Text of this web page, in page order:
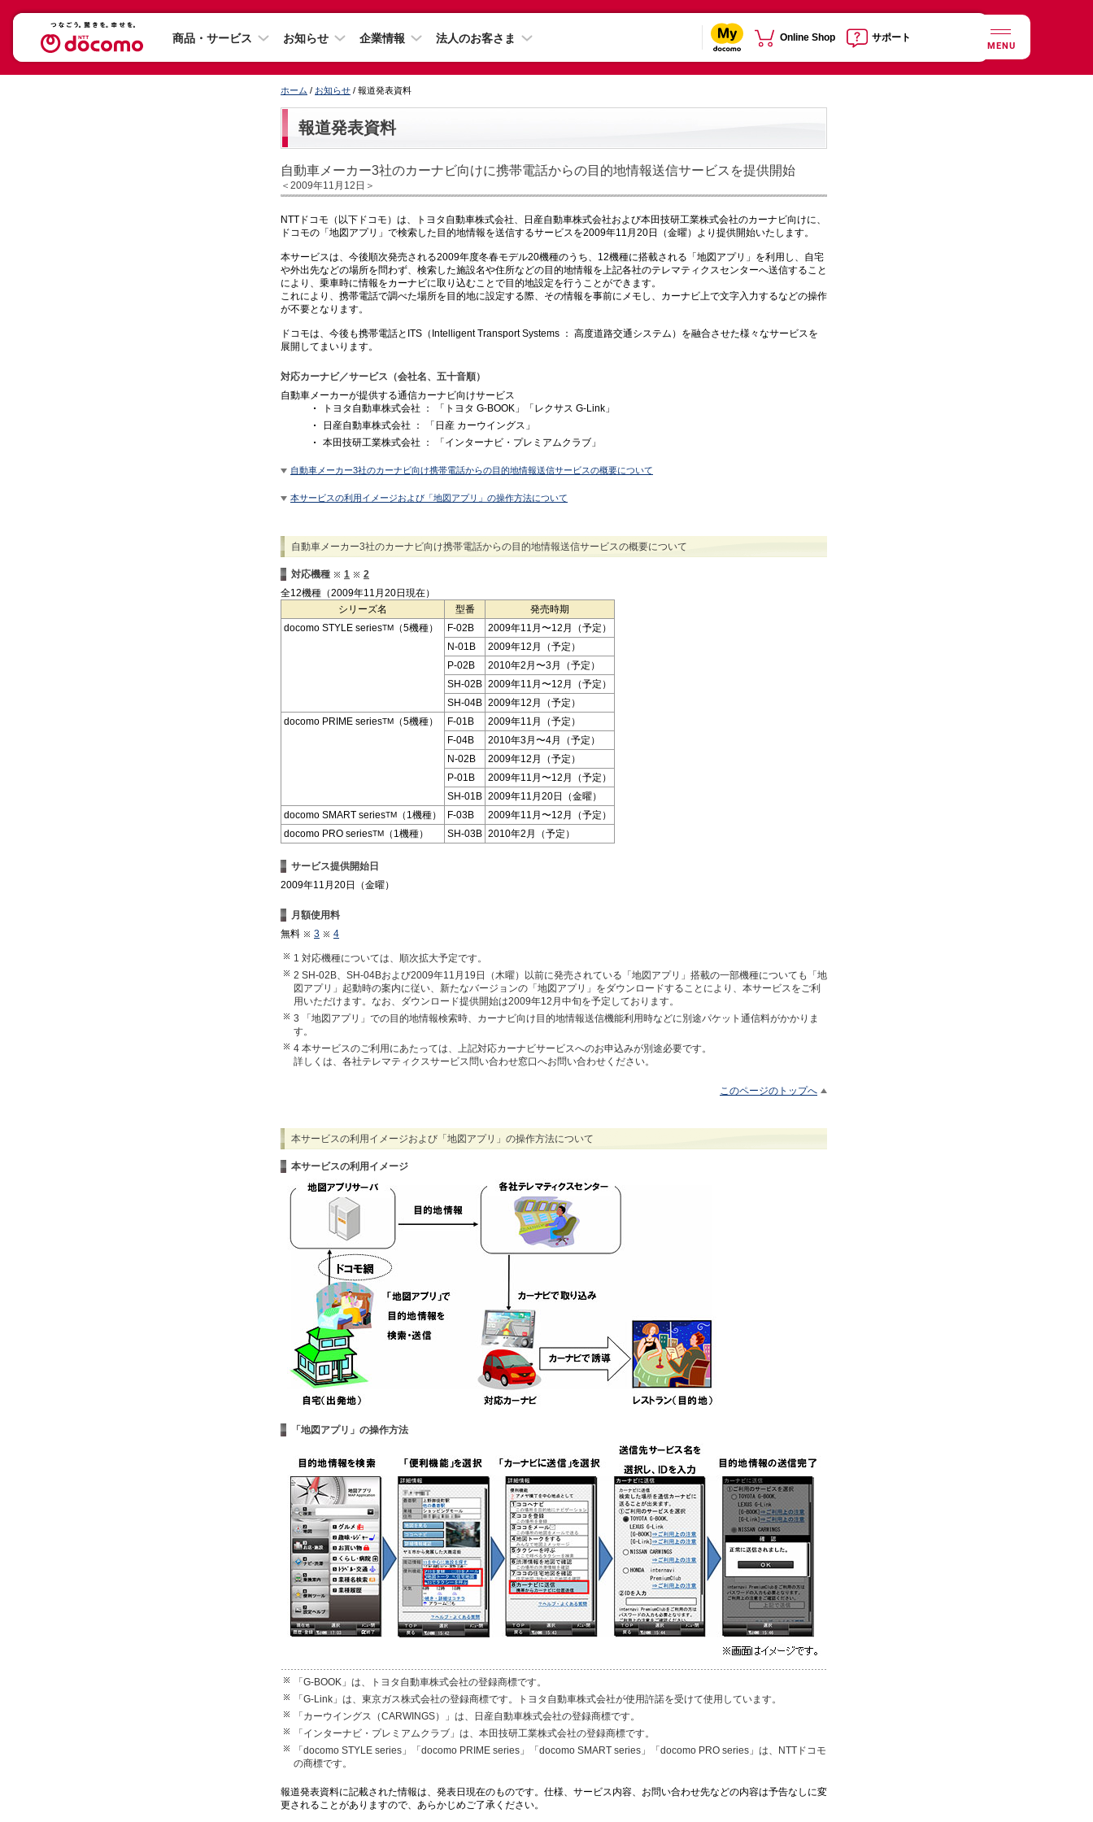
商品・サービス お知らせ 企業情報 法人のお客さま Online Shop サポート
MENU
ホーム / お知らせ / 報道発表資料
報道発表資料
自動車メーカー3社のカーナビ向けに携帯電話からの目的地情報送信サービスを提供開始
＜2009年11月12日＞
NTTドコモ（以下ドコモ）は、トヨタ自動車株式会社、日産自動車株式会社および本田技研工業株式会社のカーナビ向けに、
ドコモの「地図アプリ」で検索した目的地情報を送信するサービスを2009年11月20日（金曜）より提供開始いたします。
本サービスは、今後順次発売される2009年度冬春モデル20機種のうち、12機種に搭載される「地図アプリ」を利用し、自宅
や外出先などの場所を問わず、検索した施設名や住所などの目的地情報を上記各社のテレマティクスセンターへ送信すること
により、乗車時に情報をカーナビに取り込むことで目的地設定を行うことができます。
これにより、携帯電話で調べた場所を目的地に設定する際、その情報を事前にメモし、カーナビ上で文字入力するなどの操作
が不要となります。
ドコモは、今後も携帯電話とITS（Intelligent Transport Systems ： 高度道路交通システム）を融合させた様々なサービスを
展開してまいります。
対応カーナビ／サービス（会社名、五十音順）
自動車メーカーが提供する通信カーナビ向けサービス
トヨタ自動車株式会社 ： 「トヨタ G-BOOK」「レクサス G-Link」
日産自動車株式会社 ： 「日産 カーウイングス」
本田技研工業株式会社 ： 「インターナビ・プレミアムクラブ」
自動車メーカー3社のカーナビ向け携帯電話からの目的地情報送信サービスの概要について
本サービスの利用イメージおよび「地図アプリ」の操作方法について
自動車メーカー3社のカーナビ向け携帯電話からの目的地情報送信サービスの概要について
対応機種 1
2
全12機種（2009年11月20日現在）
シリーズ名
型番
発売時期
docomo STYLE seriesTM （5機種） F-02B
2009年11月〜12月（予定）
N-01B
2009年12月（予定）
P-02B
2010年2月〜3月（予定）
SH-02B 2009年11月〜12月（予定）
SH-04B 2009年12月（予定）
docomo PRIME seriesTM （5機種） F-01B
2009年11月（予定）
F-04B
2010年3月〜4月（予定）
N-02B
2009年12月（予定）
P-01B
2009年11月〜12月（予定）
SH-01B 2009年11月20日（金曜）
docomo SMART seriesTM （1機種） F-03B
2009年11月〜12月（予定）
docomo PRO seriesTM （1機種） SH-03B 2010年2月（予定）
サービス提供開始日
2009年11月20日（金曜）
月額使用料
無料
3 4
1 対応機種については、順次拡大予定です。
2 SH-02B、SH-04Bおよび2009年11月19日（木曜）以前に発売されている「地図アプリ」搭載の一部機種についても「地
図アプリ」起動時の案内に従い、新たなバージョンの「地図アプリ」をダウンロードすることにより、本サービスをご利
用いただけます。なお、ダウンロード提供開始は2009年12月中旬を予定しております。
3 「地図アプリ」での目的地情報検索時、カーナビ向け目的地情報送信機能利用時などに別途パケット通信料がかかりま
す。
4 本サービスのご利用にあたっては、上記対応カーナビサービスへのお申込みが別途必要です。
詳しくは、各社テレマティクスサービス問い合わせ窓口へお問い合わせください。
このページのトップへ
本サービスの利用イメージおよび「地図アプリ」の操作方法について
本サービスの利用イメージ
「地図アプリ」の操作方法
「G-BOOK」は、トヨタ自動車株式会社の登録商標です。
「G-Link」は、東京ガス株式会社の登録商標です。トヨタ自動車株式会社が使用許諾を受けて使用しています。
「カーウイングス（CARWINGS）」は、日産自動車株式会社の登録商標です。
「インターナビ・プレミアムクラブ」は、本田技研工業株式会社の登録商標です。
「docomo STYLE series」「docomo PRIME series」「docomo SMART series」「docomo PRO series」は、NTTドコモ
の商標です。
報道発表資料に記載された情報は、発表日現在のものです。仕様、サービス内容、お問い合わせ先などの内容は予告なしに変
更されることがありますので、あらかじめご了承ください。